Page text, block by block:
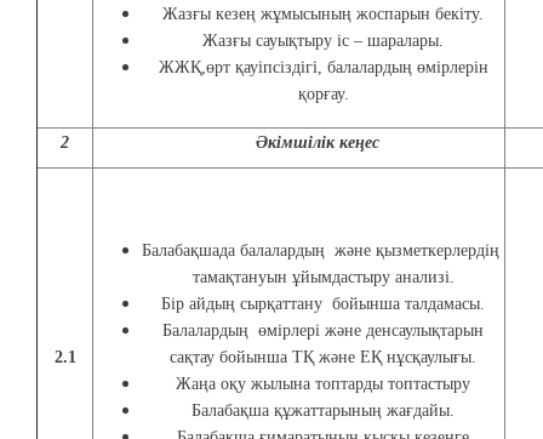
Жазғы кезең жұмысының жоспарын бекіту.
Жазғы сауықтыру іс – шаралары.
ЖЖҚ,өрт қауіпсіздігі, балалардың өмірлерін
қорғау.
2 Әкімшілік кеңес
2.1
Балабақшада балалардың және қызметкерлердің
тамақтануын ұйымдастыру анализі.
Бір айдың сырқаттану бойынша талдамасы.
Балалардың өмірлері және денсаулықтарын
сақтау бойынша ТҚ және ЕҚ нұсқаулығы.
Жаңа оқу жылына топтарды топтастыру
Балабақша құжаттарының жағдайы.